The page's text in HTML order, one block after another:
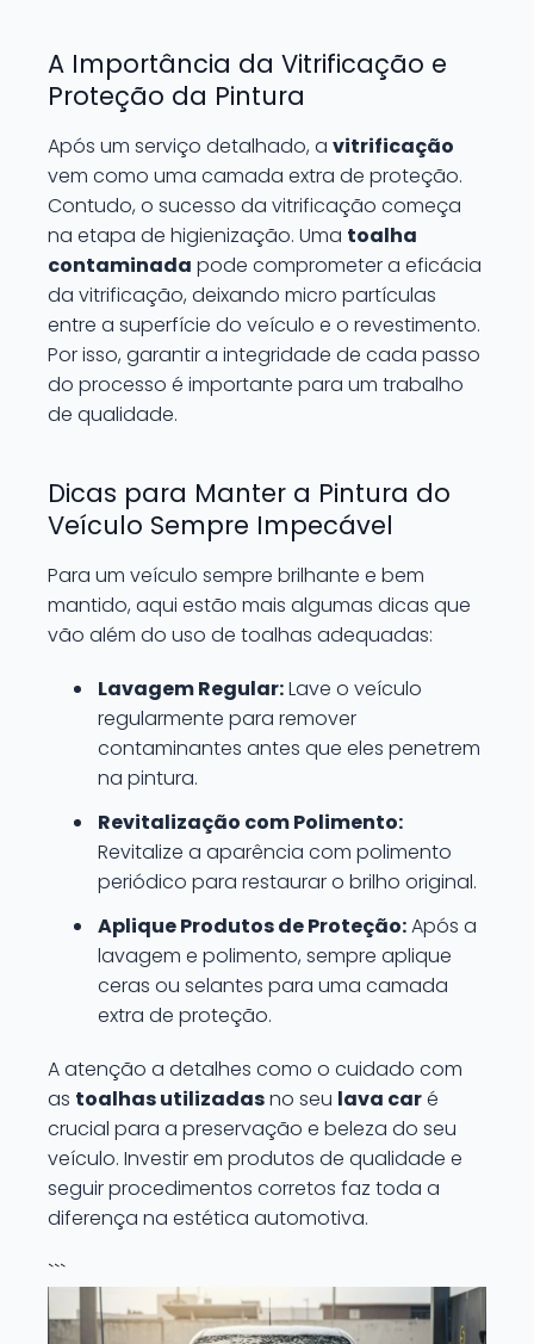
A Importância da Vitrificação e
Proteção da Pintura
Após um serviço detalhado, a vitrificação
vem como uma camada extra de proteção.
Contudo, o sucesso da vitrificação começa
na etapa de higienização. Uma toalha
contaminada pode comprometer a eficácia
da vitrificação, deixando micro partículas
entre a superfície do veículo e o revestimento.
Por isso, garantir a integridade de cada passo
do processo é importante para um trabalho
de qualidade.
Dicas para Manter a Pintura do
Veículo Sempre Impecável
Para um veículo sempre brilhante e bem
mantido, aqui estão mais algumas dicas que
vão além do uso de toalhas adequadas:
Lavagem Regular:Lave o veículo
regularmente para remover
contaminantes antes que eles penetrem
na pintura.
Revitalização com Polimento:
Revitalize a aparência com polimento
periódico para restaurar o brilho original.
Aplique Produtos de Proteção:Após a
lavagem e polimento, sempre aplique
ceras ou selantes para uma camada
extra de proteção.
A atenção a detalhes como o cuidado com
as toalhas utilizadasno seu lava caré
crucial para a preservação e beleza do seu
veículo. Investir em produtos de qualidade e
seguir procedimentos corretos faz toda a
diferença na estética automotiva.
```